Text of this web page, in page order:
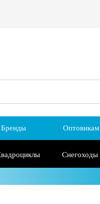
Бренды Оптовикам
Снегоходы